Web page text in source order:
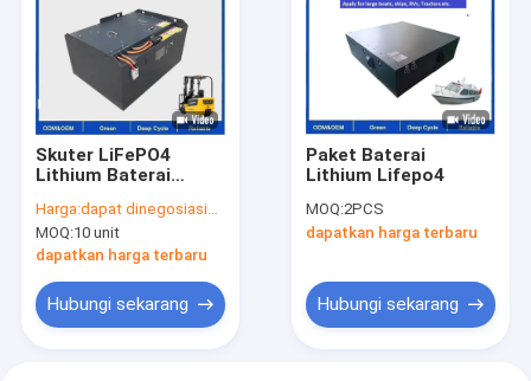
Skuter LiFePO4
Lithium Baterai
Harga:dapat dinegosiasikan
MOQ:10 unit
dapatkan harga terbaru
Hubungi sekarang
Paket Baterai
Lithium Lifepo4
MOQ:2PCS
dapatkan harga terbaru
Hubungi sekarang